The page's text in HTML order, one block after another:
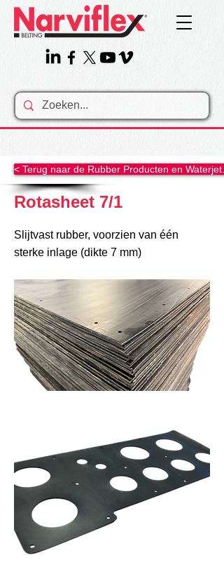
< Terug naar de Rubber Producten en
Rotasheet 7/1
Slijtvast rubber, voorzien van één
sterke inlage (dikte 7 mm)